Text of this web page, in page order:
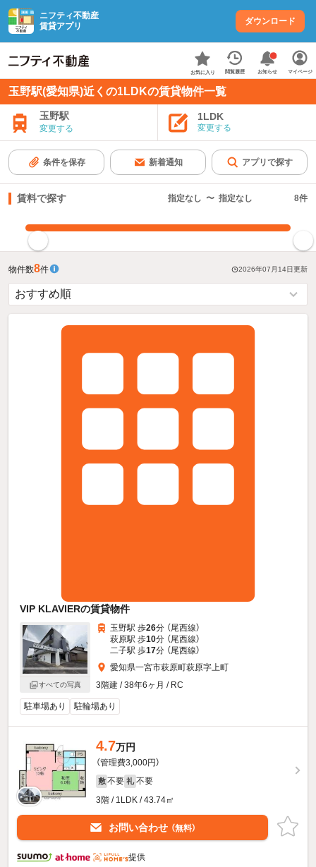
ニフティ不動産
賃貸アプリ
ダウンロード
お気に入り 閲覧履歴 お知らせ マイページ
玉野駅(愛知県)近くの1LDKの賃貸物件一覧
玉野駅
変更する
1LDK
変更する
条件を保存 新着通知 アプリで探す
賃料で探す 指定なし 〜 指定なし 8件
物件数8件 2026年07月14日更新
VIP KLAVIERの賃貸物件
すべての写真
玉野駅 歩26分 （尾西線）
萩原駅 歩10分 （尾西線）
二子駅 歩17分 （尾西線）
愛知県一宮市萩原町萩原字上町
3階建 / 38年6ヶ月 / RC
駐車場あり 駐輪場あり
4.7万円
（管理費3,000円）
敷 不要 礼 不要
3階 / 1LDK / 43.74㎡
お問い合わせ （無料）
提供